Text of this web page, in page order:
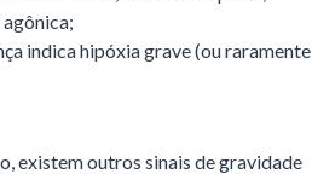
indica hipóxia grave (ou raramente
existem outros sinais de gravidade